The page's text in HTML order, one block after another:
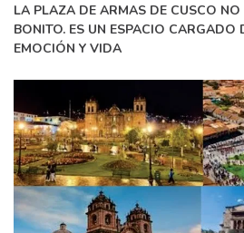
LA PLAZA DE ARMAS DE CUSCO
BONITO. ES UN ESPACIO CARGADO
EMOCIÓN Y VIDA